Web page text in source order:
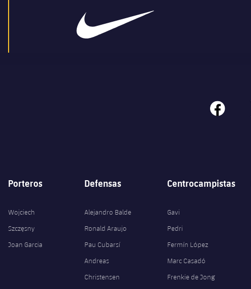
facebook
Porteros
Wojciech
Szczęsny
Joan Garcia
Defensas
Alejandro Balde
Ronald Araujo
Pau Cubarsí
Andreas
Christensen
Centrocampistas
Gavi
Pedri
Fermín López
Marc Casadó
Frenkie de Jong